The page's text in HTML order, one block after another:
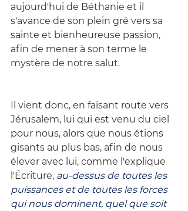
aujourd'hui de Béthanie et il
s'avance de son plein gré vers sa
sainte et bienheureuse passion,
afin de mener à son terme le
mystère de notre salut.
Il vient donc, en faisant route vers
Jérusalem, lui qui est venu du ciel
pour nous, alors que nous étions
gisants au plus bas, afin de nous
élever avec lui, comme l'explique
l'Écriture, au-dessus de toutes les
puissances et de toutes les forces
qui nous dominent, quel que soit